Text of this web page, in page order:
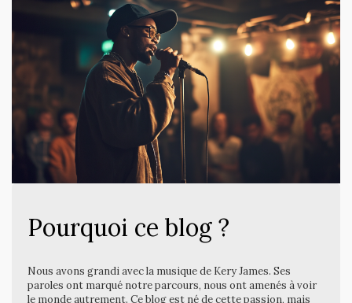
Pourquoi ce blog ?
Nous avons grandi avec la musique de Kery James. Ses
paroles ont marqué notre parcours, nous ont amenés à voir
le monde autrement. Ce blog est né de cette passion, mais